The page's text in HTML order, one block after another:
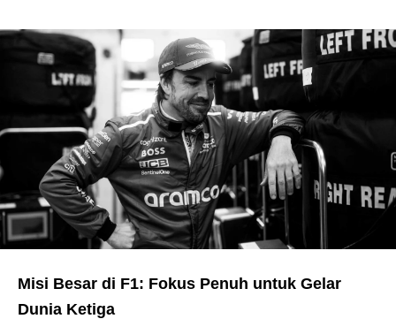
Misi Besar di F1: Fokus Penuh untuk Gelar
Dunia Ketiga